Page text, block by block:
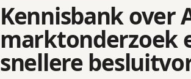
🇳🇱 Taal
Kennisbank over
marktonderzoek
snellere